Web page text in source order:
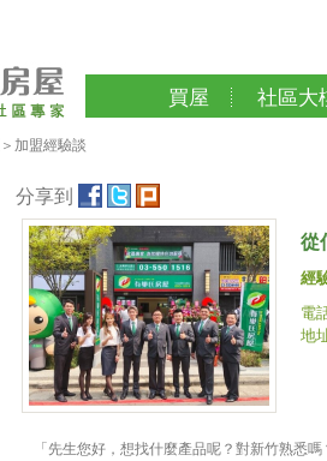
買屋 社區大
＞ 加盟經驗談
分享到
從
經
電
地
「先生您好，想找什麼產品呢？對新竹熟悉